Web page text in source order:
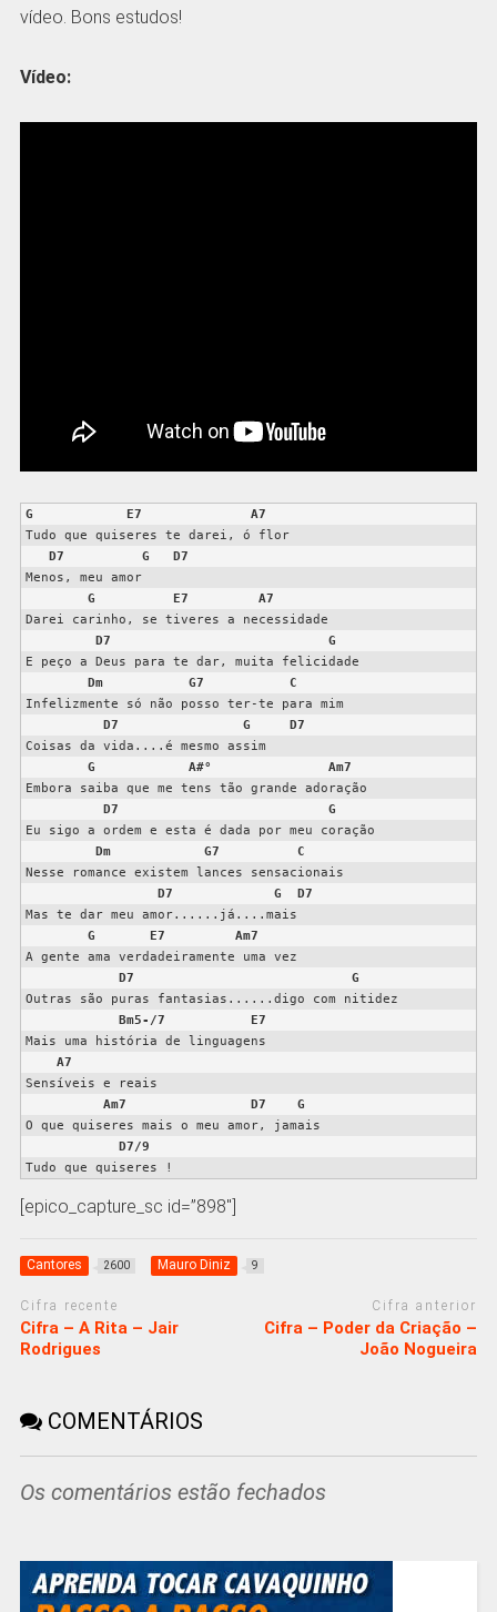
vídeo. Bons estudos!
Vídeo:
G E7
A7
Tudo que quiseres te darei, ó flor
D7
G
D7
Menos, meu amor
G
E7
A7
Darei carinho, se tiveres a necessidade
D7
G
E peço a Deus para te dar, muita felicidade
Dm
G7
C
Infelizmente só não posso ter-te para mim
D7
G
D7
Coisas da vida....é mesmo assim
G
A#°
Am7
Embora saiba que me tens tão grande adoração
D7
G
Eu sigo a ordem e esta é dada por meu coração
Dm
G7
C
Nesse romance existem lances sensacionais
D7
G
D7
Mas te dar meu amor......já....mais
G
E7
Am7
A gente ama verdadeiramente uma vez
D7
G
Outras são puras fantasias......digo com nitidez
Bm5-/7
E7
Mais uma história de linguagens
A7
Sensíveis e reais
Am7
D7
G
O que quiseres mais o meu amor, jamais
D7/9
Tudo que quiseres !
[epico_capture_sc id=”898″]
Cantores 2600 Mauro Diniz 9
Cifra recente
Cifra – A Rita – Jair
Rodrigues
Cifra anterior
Cifra – Poder da Criação –
João Nogueira
COMENTÁRIOS
Os comentários estão fechados